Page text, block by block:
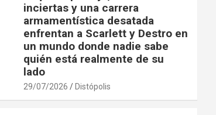
inciertas y una carrera
armamentística desatada
enfrentan a Scarlett y Destro en
un mundo donde nadie sabe
quién está realmente de su
lado
29/07/2026 Distópolis